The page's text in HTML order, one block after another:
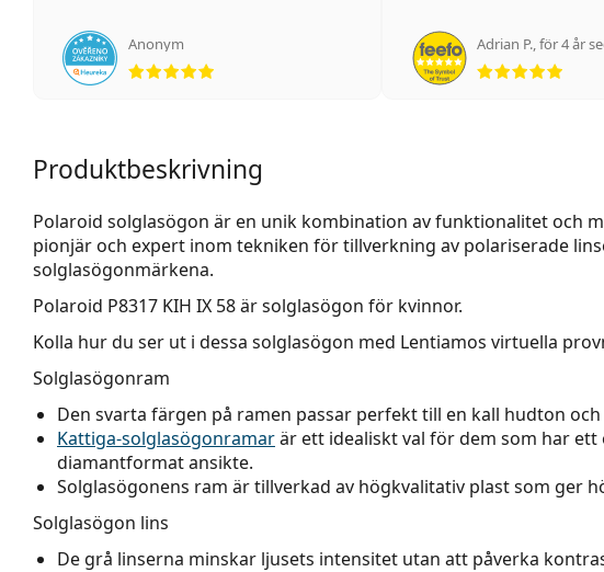
Anonym Adrian P.,för 4 år
Produktbeskrivning
Polaroid solglasögon är en unik kombination av funktionalitet och
pionjär och expert inom tekniken för tillverkning av polariserade
solglasögonmärkena.
Polaroid P8317 KIH IX 58är solglasögon för kvinnor.
Kolla hur du ser ut i dessa solglasögon med Lentiamos virtuella
Solglasögonram
Den svarta färgen på ramen passar perfekt till en kall hudton
Kattiga-solglasögonramarär ett idealiskt val för dem som har
diamantformat ansikte.
Solglasögonens ram är tillverkad av högkvalitativ plast som ger
Solglasögon lins
De grå linserna minskar ljusets intensitet utan att påverka